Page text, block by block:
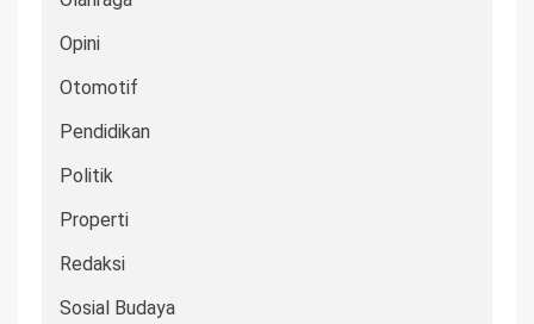
Opini
Otomotif
Pendidikan
Politik
Properti
Redaksi
Sosial Budaya